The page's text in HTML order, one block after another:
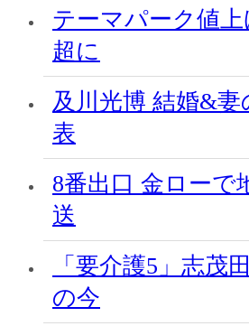
テーマパーク値上
超に
及川光博 結婚&妻
表
8番出口 金ローで
送
「要介護5」志茂
の今